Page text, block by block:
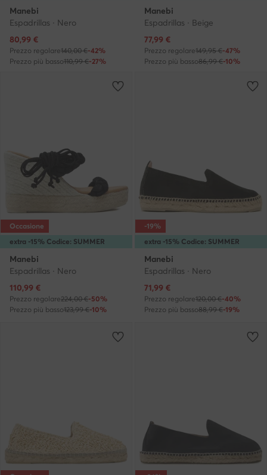
Manebi
Espadrillas · Nero
Prezzo attuale
80,99 €
Prezzo regolare140,00 €-42%
Prezzo più basso110,99 €-27%
Manebi
Espadrillas · Beige
Prezzo attuale
77,99 €
Prezzo regolare149,95 €-47%
Prezzo più basso86,99 €-10%
extra -15% Codice: SUMMER
Occasione
Manebi
Espadrillas · Nero
Prezzo attuale
110,99 €
Prezzo regolare224,00 €-50%
Prezzo più basso123,99 €-10%
extra -15% Codice: SUMMER
-19%
Manebi
Espadrillas · Nero
Prezzo attuale
71,99 €
Prezzo regolare120,00 €-40%
Prezzo più basso88,99 €-19%